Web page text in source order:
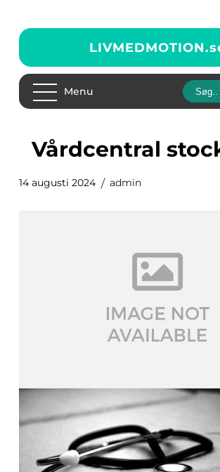
LIVMEDMOTION.
Menu
vårdcentral
14 augusti 2024 admin